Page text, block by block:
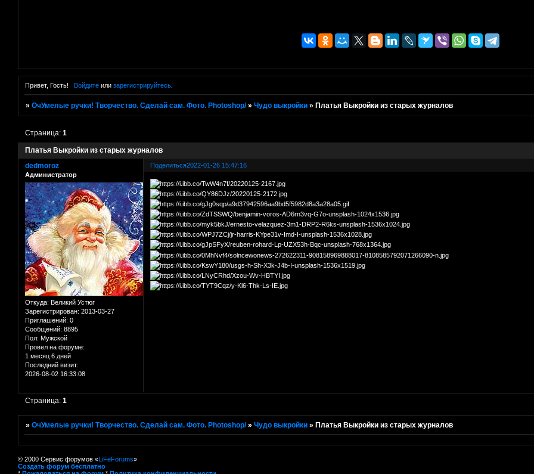
Привет, Гость! Войдитеили зарегистрируйтесь.
»ОчУмелые ручки! Творчество. Сделай сам. Фото. Photoshop/ »Чудо выкройки » Платья Выкройки из старых журналов
Платья Выкройки из старых журналов
Страница:1
Поделиться2022-01-26 15:47:16
dedmoroz
Администратор
Откуда: Великий Устюг
Зарегистрирован: 2013-03-27
Приглашений: 0
Сообщений: 8895
Пол: Мужской
Провел на форуме:
1 месяц 6 дней
Последний визит:
2026-08-02 16:33:08
Страница:1
»ОчУмелые ручки! Творчество. Сделай сам. Фото. Photoshop/ »Чудо выкройки » Платья Выкройки из старых журналов
© 2000 Сервис форумов «LiFeForums»
Создать форум бесплатно